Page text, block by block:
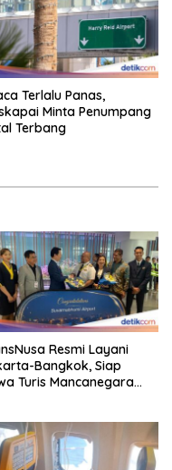
Terlalu Panas,
Minta Penumpang
Terbang
Resmi Layani
Bangkok, Siap
Turis Mancanegara